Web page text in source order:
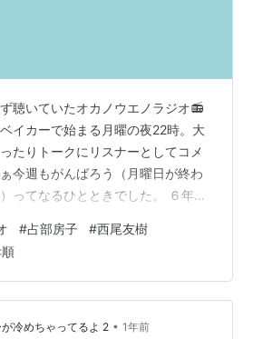
聴いていたオカノウエノラジオ📻
イカーで始まる月曜の夜22時。大
たりトークにリスナーとしてコメ
今週もがんばろう（月曜日が終わ
ってなるひとときでした。 ６年
た。 ❏ 話すひと 占部房子 西尾友
原孝順 来週からお引越しですね！
。またよろしくお願いします。 オ
、とても素敵です。５人の話すひ
った動画。それぞれの場所から毎
#占部房子 #西尾友樹
冷めちゃってるよ 2 • 1年前